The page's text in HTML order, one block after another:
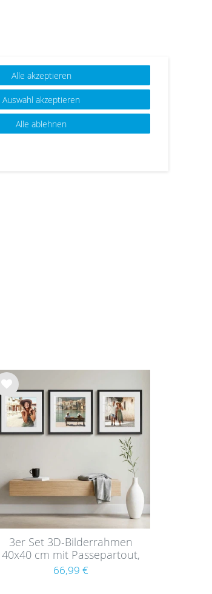
Wu
nsc
hlist
3er Set 3D-Bilderrahmen
40x40 cm mit Passepartout,
Schwarz
66,99 €
Alle akzeptieren
Auswahl akzeptieren
Alle ablehnen